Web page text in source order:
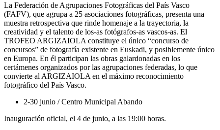
La Federación de Agrupaciones Fotográficas del País Vasco
(FAFV), que agrupa a 25 asociaciones fotográficas, presenta una
muestra retrospectiva que rinde homenaje a la trayectoria, la
creatividad y el talento de los-as fotógrafos-as vascos-as. El
TROFEO ARGIZAIOLA constituye el único “concurso de
concursos” de fotografía existente en Euskadi, y posiblemente único
en Europa. En él participan las obras galardonadas en los
certámenes organizados por las agrupaciones federadas, lo que
convierte al ARGIZAIOLA en el máximo reconocimiento
fotográfico del País Vasco.
2-30 junio / Centro Municipal Abando
Inauguración oficial, el 4 de junio, a las 19:00 horas.